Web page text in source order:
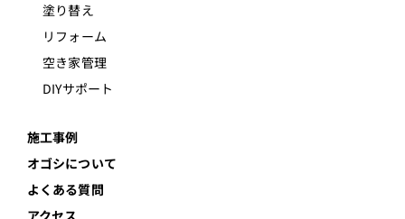
塗り替え
リフォーム
空き家管理
DIYサポート
施工事例
オゴシについて
よくある質問
アクセス